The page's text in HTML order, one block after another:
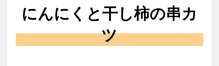
にんにくと干し柿の串カ
ツ